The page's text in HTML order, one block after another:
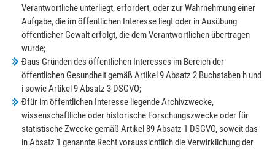
Verantwortliche unterliegt, erfordert, oder zur Wahrnehmung einer
Aufgabe, die im öffentlichen Interesse liegt oder in Ausübung
öffentlicher Gewalt erfolgt, die dem Verantwortlichen übertragen
wurde;
Ðaus Gründen des öffentlichen Interesses im Bereich der
öffentlichen Gesundheit gemäß Artikel 9 Absatz 2 Buchstaben h und
i sowie Artikel 9 Absatz 3 DSGVO;
Ðfür im öffentlichen Interesse liegende Archivzwecke,
wissenschaftliche oder historische Forschungszwecke oder für
statistische Zwecke gemäß Artikel 89 Absatz 1 DSGVO, soweit das
in Absatz 1 genannte Recht voraussichtlich die Verwirklichung der